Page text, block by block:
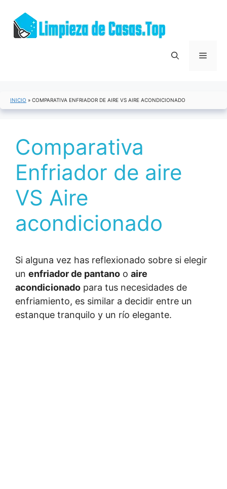
contenido
Menú
INICIO » COMPARATIVA ENFRIADOR DE AIRE VS AIRE ACONDICIONADO
Comparativa
Enfriador de aire
VS Aire
acondicionado
Si alguna vez has reflexionado sobre si elegir
un enfriador de pantano o aire
acondicionado para tus necesidades de
enfriamiento, es similar a decidir entre un
estanque tranquilo y un río elegante.